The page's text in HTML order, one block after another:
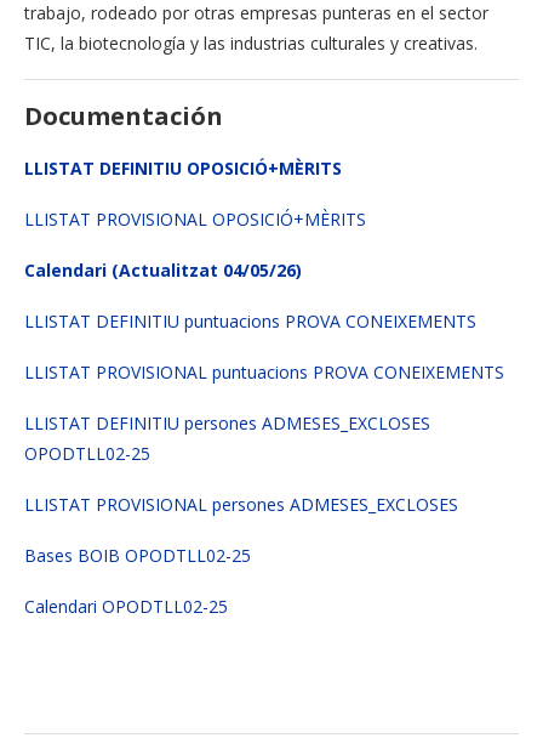
trabajo, rodeado por otras empresas punteras en el sector
TIC, la biotecnología y las industrias culturales y creativas.
Documentación
LLISTAT DEFINITIU OPOSICIÓ+MÈRITS
LLISTAT PROVISIONAL OPOSICIÓ+MÈRITS
Calendari (Actualitzat 04/05/26)
LLISTAT DEFINITIU puntuacions PROVA CONEIXEMENTS
LLISTAT PROVISIONAL puntuacions PROVA CONEIXEMENTS
LLISTAT DEFINITIU persones ADMESES_EXCLOSES
OPODTLL02-25
LLISTAT PROVISIONAL persones ADMESES_EXCLOSES
Bases BOIB OPODTLL02-25
Calendari OPODTLL02-25